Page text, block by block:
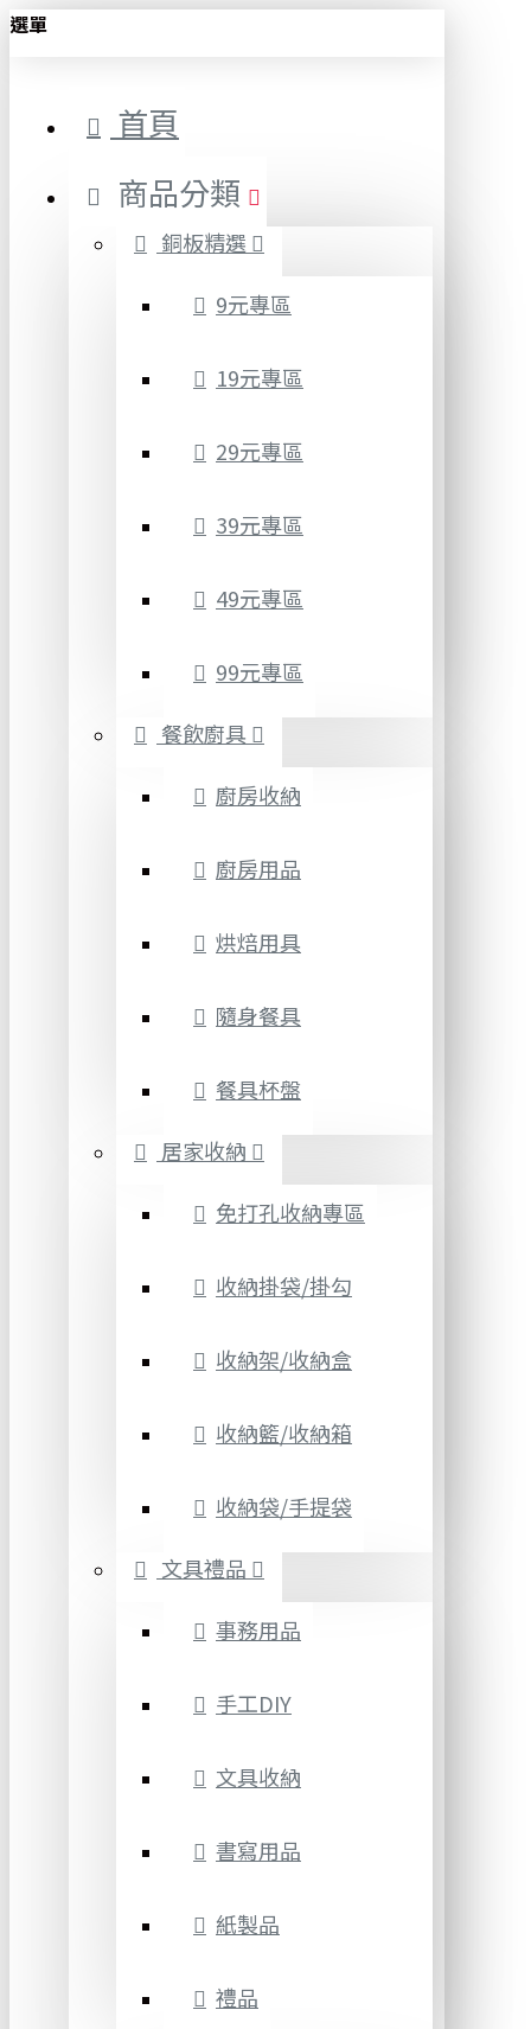
選單
首頁
商品分類
銅板精選
9元專區
19元專區
29元專區
39元專區
49元專區
99元專區
餐飲廚具
廚房收納
廚房用品
烘焙用具
隨身餐具
餐具杯盤
居家收納
免打孔收納專區
收納掛袋/掛勾
收納架/收納盒
收納籃/收納箱
收納袋/手提袋
文具禮品
事務用品
手工DIY
文具收納
書寫用品
紙製品
禮品